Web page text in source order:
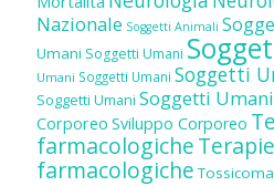
Nazionale Soggetti Animali
Umani Soggetti Umani
Umani Soggetti Umani Soggetti
Soggetti Umani Soggetti Umani
Corporeo Sviluppo Corporeo
farmacologiche
farmacologiche